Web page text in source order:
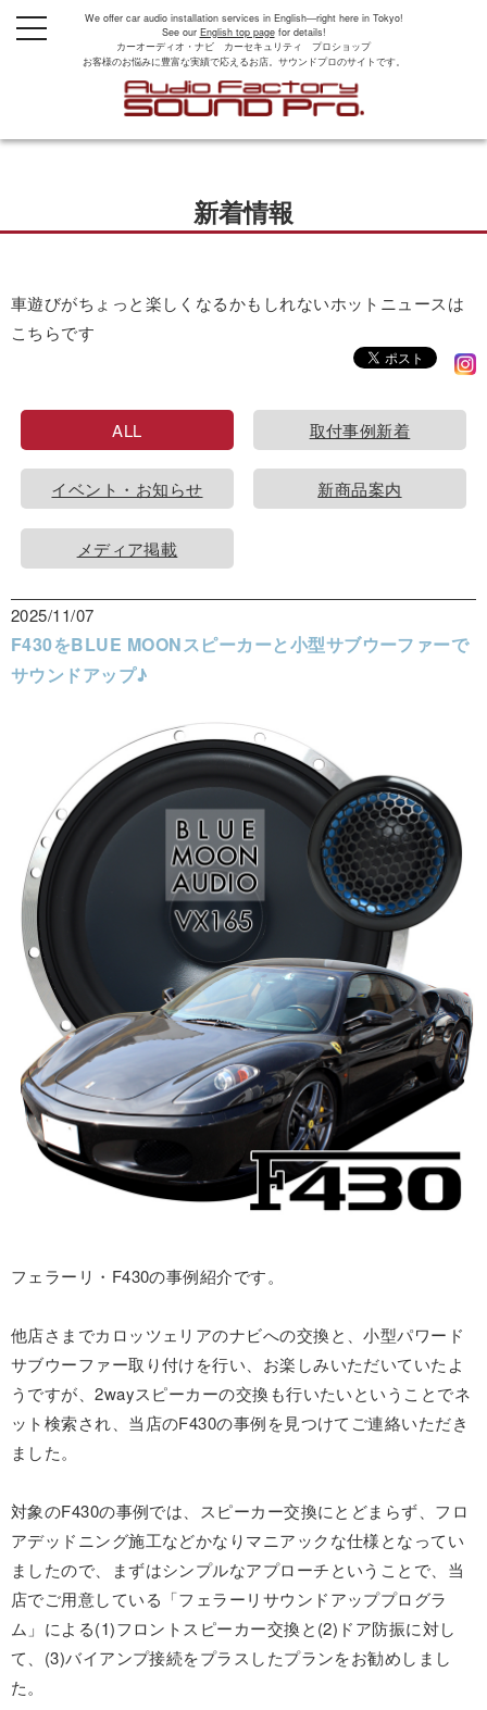
We offer car audio installation services in English—right here in Tokyo!
See our English top pagefor details!
カーオーディオ・ナビ カーセキュリティ プロショップ
お客様のお悩みに豊富な実績で応えるお店。サウンドプロのサイトです。
t
o
a
i
新着情報
車遊びがちょっと楽しくなるかもしれないホットニュースは
こちらです
ALL 取付事例新着
イベント・お知らせ 新商品案内
メディア掲載
2025/11/07
F430をBLUE MOONスピーカーと小型サブウーファーで
サウンドアップ♪
フェラーリ・F430の事例紹介です。
他店さまでカロッツェリアのナビへの交換と、小型パワード
サブウーファー取り付けを行い、お楽しみいただいていたよ
うですが、2wayスピーカーの交換も行いたいということでネ
ット検索され、当店のF430の事例を見つけてご連絡いただき
ました。
対象のF430の事例では、スピーカー交換にとどまらず、フロ
アデッドニング施工などかなりマニアックな仕様となってい
ましたので、まずはシンプルなアプローチということで、当
店でご用意している「フェラーリサウンドアッププログラ
ム」による(1)フロントスピーカー交換と(2)ドア防振に対し
て、(3)バイアンプ接続をプラスしたプランをお勧めしまし
た。